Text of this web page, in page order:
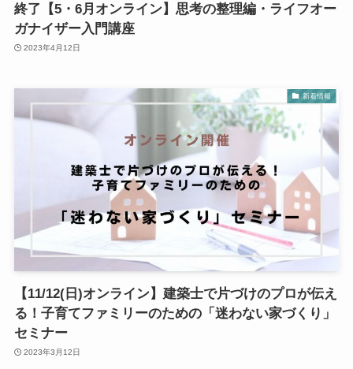
終了【5・6月オンライン】思考の整理編・ライフオー
ガナイザー入門講座
2023年4月12日
新着情報
【11/12(日)オンライン】建築士で片づけのプロが伝え
る！子育てファミリーのための「迷わない家づくり」
セミナー
2023年3月12日